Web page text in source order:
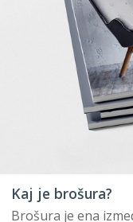
Kaj je brošura?
Brošura je ena